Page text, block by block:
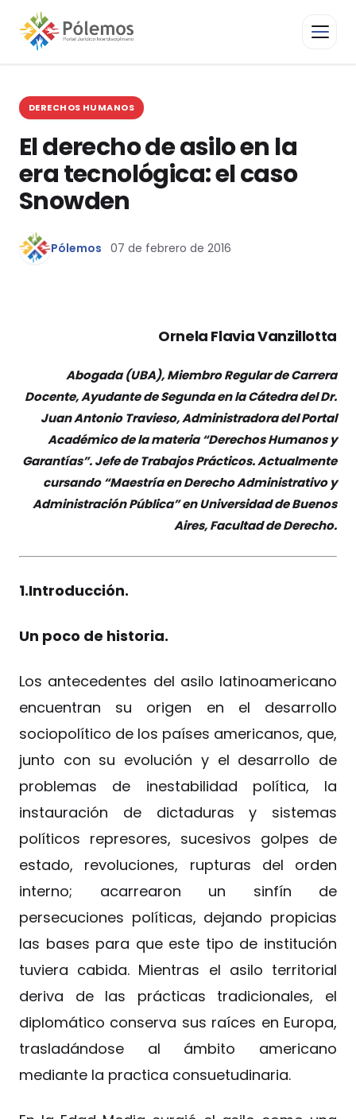
DERECHOS HUMANOS
El derecho de asilo en la
era tecnológica: el caso
Snowden
Pólemos 07 de febrero de 2016
Ornela Flavia Vanzillotta
Abogada (UBA), Miembro Regular de Carrera
Docente, Ayudante de Segunda en la Cátedra del Dr.
Juan Antonio Travieso, Administradora del Portal
Académico de la materia “Derechos Humanos y
Garantías”. Jefe de Trabajos Prácticos. Actualmente
cursando “Maestría en Derecho Administrativo y
Administración Pública” en Universidad de Buenos
Aires, Facultad de Derecho.
1.Introducción.
Un poco de historia.
Los antecedentes del asilo latinoamericano
encuentran su origen en el desarrollo
sociopolítico de los países americanos, que,
junto con su evolución y el desarrollo de
problemas de inestabilidad política, la
instauración de dictaduras y sistemas
políticos represores, sucesivos golpes de
estado, revoluciones, rupturas del orden
interno; acarrearon un sinfín de
persecuciones políticas, dejando propicias
las bases para que este tipo de institución
tuviera cabida. Mientras el asilo territorial
deriva de las prácticas tradicionales, el
diplomático conserva sus raíces en Europa,
trasladándose al ámbito americano
mediante la practica consuetudinaria.